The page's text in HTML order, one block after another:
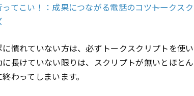
てこい！：成果につながる電話のコツ――トーク
に慣れていない方は、必ずトークスクリプトを使
に長けていない限りは、スクリプトが無いとほと
わってしまいます。